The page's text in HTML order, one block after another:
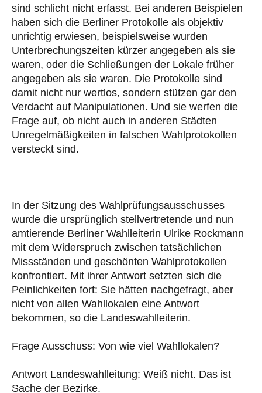
sind schlicht nicht erfasst. Bei anderen Beispielen
haben sich die Berliner Protokolle als objektiv
unrichtig erwiesen, beispielsweise wurden
Unterbrechungszeiten kürzer angegeben als sie
waren, oder die Schließungen der Lokale früher
angegeben als sie waren. Die Protokolle sind
damit nicht nur wertlos, sondern stützen gar den
Verdacht auf Manipulationen. Und sie werfen die
Frage auf, ob nicht auch in anderen Städten
Unregelmäßigkeiten in falschen Wahlprotokollen
versteckt sind.
In der Sitzung des Wahlprüfungsausschusses
wurde die ursprünglich stellvertretende und nun
amtierende Berliner Wahlleiterin Ulrike Rockmann
mit dem Widerspruch zwischen tatsächlichen
Missständen und geschönten Wahlprotokollen
konfrontiert. Mit ihrer Antwort setzten sich die
Peinlichkeiten fort: Sie hätten nachgefragt, aber
nicht von allen Wahllokalen eine Antwort
bekommen, so die Landeswahlleiterin.
Frage Ausschuss: Von wie viel Wahllokalen?
Antwort Landeswahlleitung: Weiß nicht. Das ist
Sache der Bezirke.